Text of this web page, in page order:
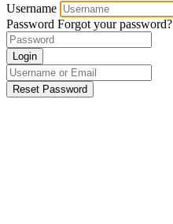
Username
Password Forgot your password?
Login
Reset Password